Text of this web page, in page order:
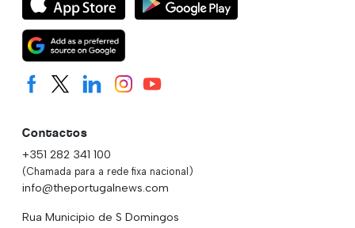
Contactos
+351 282 341 100
(Chamada para a rede fixa nacional)
info@theportugalnews.com
Rua Municipio de S Domingos